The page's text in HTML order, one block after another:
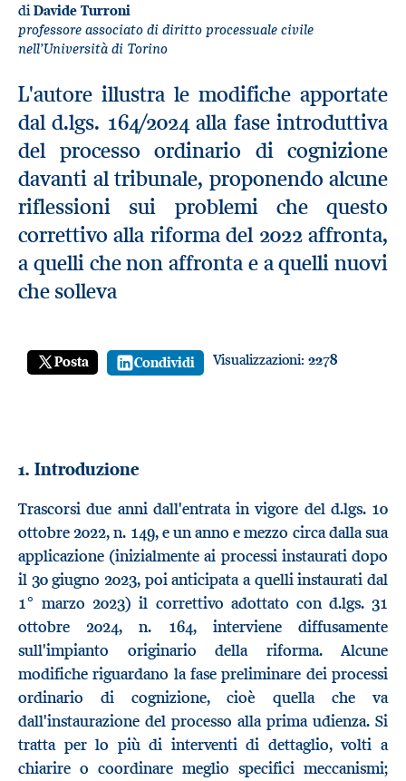
diDavide Turroni
professore associato di diritto processuale civile
nell’Università di Torino
L'autore illustra le modifiche apportate
dal d.lgs. 164/2024 alla fase introduttiva
del processo ordinario di cognizione
davanti al tribunale, proponendo alcune
riflessioni sui problemi che questo
correttivo alla riforma del 2022 affronta,
a quelli che non affronta e a quelli nuovi
che solleva
Posta Condividi Visualizzazioni: 2278
1. Introduzione
Trascorsi due anni dall'entrata in vigore del d.lgs. 10
ottobre 2022, n. 149, e un anno e mezzo circa dalla sua
applicazione (inizialmente ai processi instaurati dopo
il 30 giugno 2023, poi anticipata a quelli instaurati dal
1° marzo 2023) il correttivo adottato con d.lgs. 31
ottobre 2024, n. 164, interviene diffusamente
sull'impianto originario della riforma. Alcune
modifiche riguardano la fase preliminare dei processi
ordinario di cognizione, cioè quella che va
dall'instaurazione del processo alla prima udienza. Si
tratta per lo più di interventi di dettaglio, volti a
chiarire o coordinare meglio specifici meccanismi;